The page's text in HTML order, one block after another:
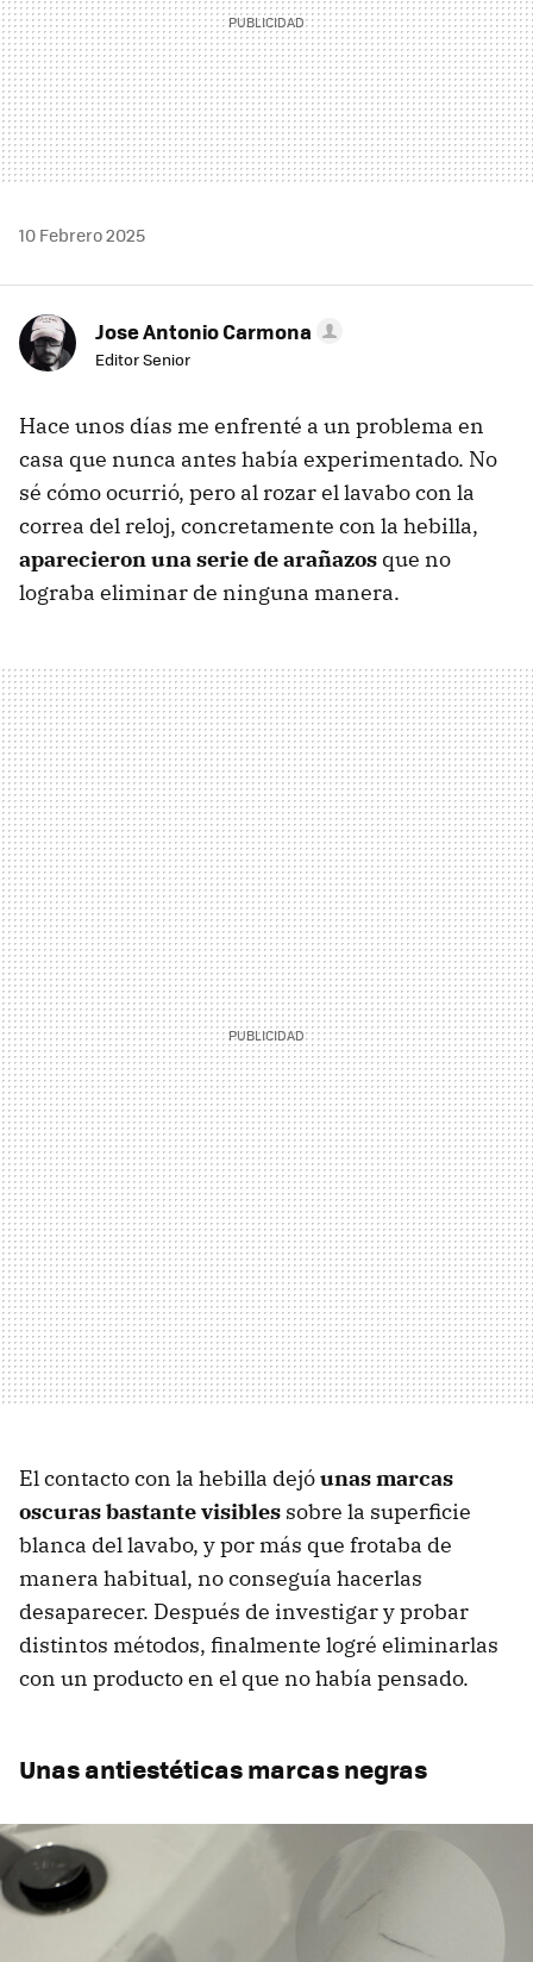
10 Febrero 2025
Jose Antonio Carmona
Editor Senior
Hace unos días me enfrenté a un problema en
casa que nunca antes había experimentado. No
sé cómo ocurrió, pero al rozar el lavabo con la
correa del reloj, concretamente con la hebilla,
aparecieron una serie de arañazos que no
lograba eliminar de ninguna manera.
El contacto con la hebilla dejóunas marcas
oscuras bastante visibles sobre la superficie
blanca del lavabo, y por más que frotaba de
manera habitual, no conseguía hacerlas
desaparecer. Después de investigar y probar
distintos métodos, finalmente logré eliminarlas
con un producto en el que no había pensado.
Unas antiestéticas marcas negras